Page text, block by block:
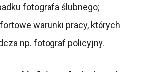
fotografa ślubnego;
warunki pracy, których
np. fotograf policyjny.